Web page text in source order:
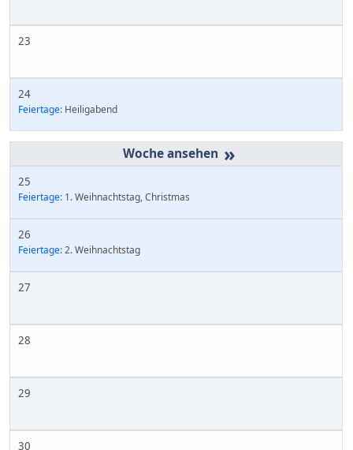
23
24
Feiertage: Heiligabend
»
25
Feiertage: 1. Weihnachtstag, Christmas
26
Feiertage:2. Weihnachtstag
27
28
29
30